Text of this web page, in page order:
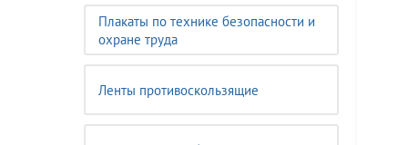
Плакаты по технике безопасности и
охране труда
Ленты противоскользящие